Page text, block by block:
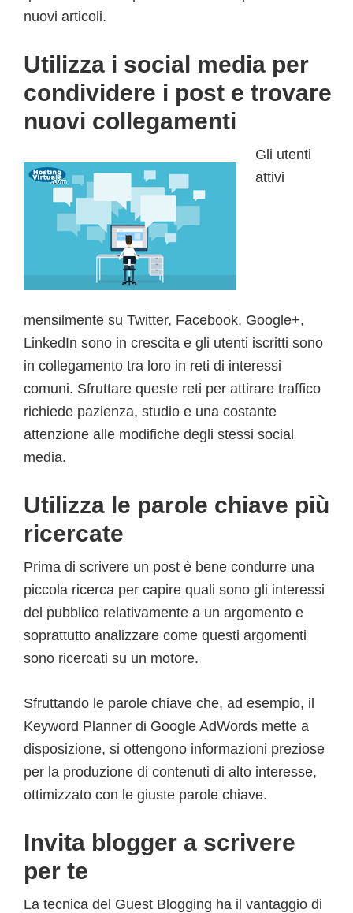
nuovi articoli.
Utilizza i social media per
condividere i post e trovare
nuovi collegamenti
Gli utenti
attivi
mensilmente su Twitter, Facebook, Google+,
LinkedIn sono in crescita e gli utenti iscritti sono
in collegamento tra loro in reti di interessi
comuni. Sfruttare queste reti per attirare traffico
richiede pazienza, studio e una costante
attenzione alle modifiche degli stessi social
media.
Utilizza le parole chiave più
ricercate
Prima di scrivere un post è bene condurre una
piccola ricerca per capire quali sono gli interessi
del pubblico relativamente a un argomento e
soprattutto analizzare come questi argomenti
sono ricercati su un motore.
Sfruttando le parole chiave che, ad esempio, il
Keyword Planner di Google AdWords mette a
disposizione, si ottengono informazioni preziose
per la produzione di contenuti di alto interesse,
ottimizzato con le giuste parole chiave.
Invita blogger a scrivere
per te
La tecnica del Guest Blogging ha il vantaggio di